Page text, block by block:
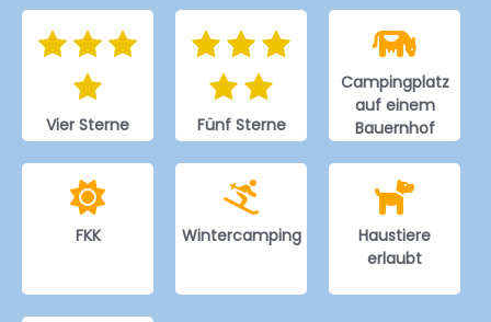
Vier Sterne Fünf Sterne
Campingplatz
auf einem
Bauernhof
FKK Wintercamping
Haustiere
erlaubt